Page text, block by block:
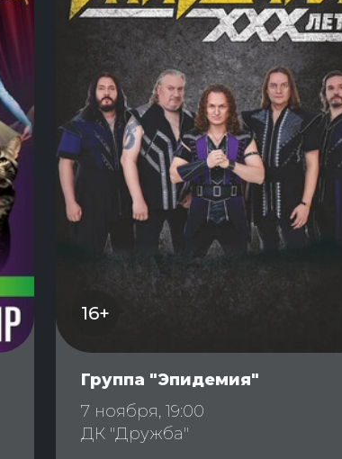
16+
Группа "Эпидемия"
7 ноября, 19:00
ДК "Дружба"